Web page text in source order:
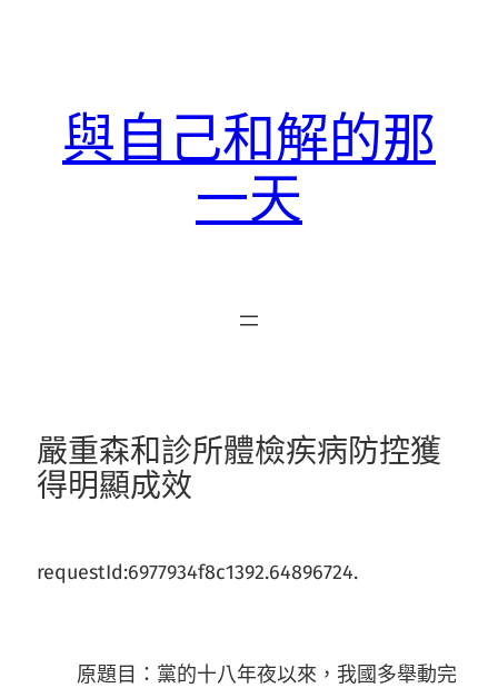
與自己和解的那
一天
嚴重森和診所體檢疾病防控獲
得明顯成效
requestId:6977934f8c1392.64896724.
原題目：黨的十八年夜以來，我國多舉動完